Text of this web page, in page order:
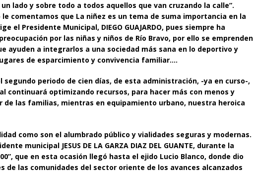
lado y sobre todo a todos aquellos que van cruzando la calle”.
le comentamos que La niñez es un tema de suma importancia en la
el Presidente Municipal, DIEGO GUAJARDO, pues siempre ha
por las niñas y niños de Río Bravo, por ello se emprenden
ayuden a integrarlos a una sociedad más sana en lo deportivo y
de esparcimiento y convivencia familiar….
el segundo periodo de cien días, de esta administración, -ya en curso-,
continuará optimizando recursos, para hacer más con menos y
de las familias, mientras en equipamiento urbano, nuestra heroica
como son el alumbrado público y vialidades seguras y modernas.
municipal JESUS DE LA GARZA DIAZ DEL GUANTE, durante la
que en esta ocasión llegó hasta el ejido Lucio Blanco, donde dio
de las comunidades del sector oriente de los avances alcanzados